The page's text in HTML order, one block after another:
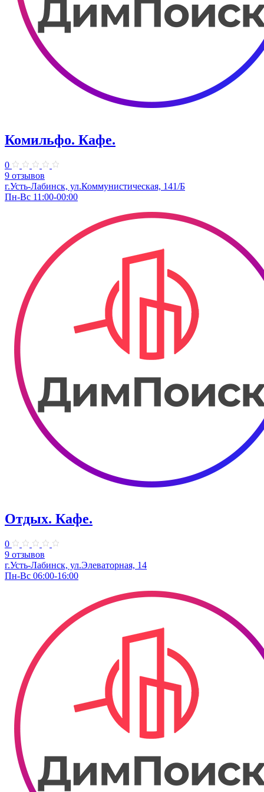
Комильфо. Кафе.
0
9 отзывов
г.Усть-Лабинск, ул.Коммунистическая, 141/Б
Пн-Вс 11:00-00:00
Отдых. Кафе.
0
9 отзывов
г.Усть-Лабинск, ул.Элеваторная, 14
Пн-Вс 06:00-16:00